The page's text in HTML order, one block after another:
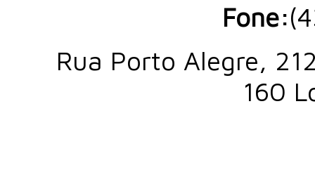
Fone:
Rua Porto Alegre,
160